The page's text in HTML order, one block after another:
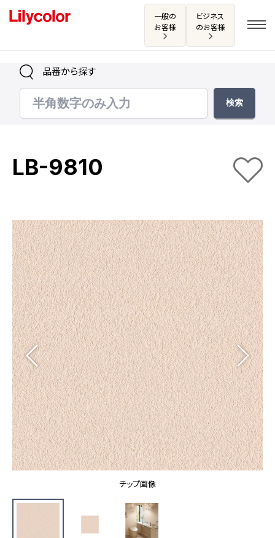
一般の
お客様
ビジネス
のお客様
ログイン・新規会員登録
お気に入り
商品を探す
商品を探す トップ
壁紙
カーテン
床材
ブランド・コレクション
Lilycolor Coordinate 着せ替えシミュレーション
カタログ一覧
カタログ一覧 トップ
壁紙
カーテン
床材
サステナブル商品
ノンワックス床タイル
壁紙機能性ガイド
施工事例
施工事例 トップ
医療・福祉施設
ホテル・オフィス・店舗
モデルハウス
新築戸建・マンション
#リリカラのある暮らし
リリカラノート
ショールーム
ショールーム トップ
東京ショールーム
大阪ショールーム
お客様サポート
お客様サポート トップ
画像ダウンロード
非住宅案件に関するお問い合わせ
品番から探す
LB-9810
チップ画像